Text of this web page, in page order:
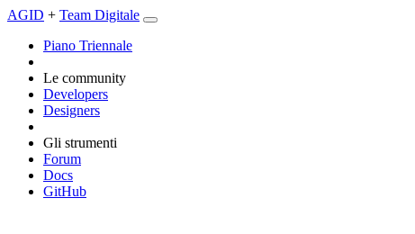
AGID + Team Digitale
Piano Triennale
Le community
Developers
Designers
Gli strumenti
Forum
Docs
GitHub